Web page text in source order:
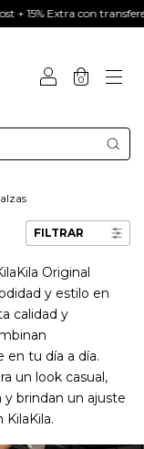
HOT KILA SALE💥9
0
FILTRAR
Original
y estilo en
calidad y
en tu día a día.
un look casual,
y brindan un ajuste